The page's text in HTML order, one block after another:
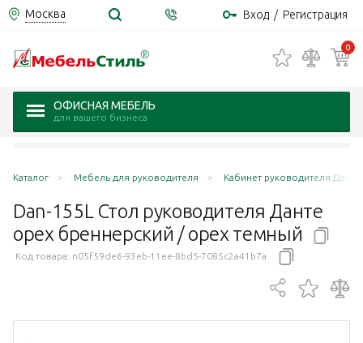
Москва Вход / Регистрация
0
ОФИСНАЯ МЕБЕЛЬ
для вашего бизнеса
Каталог Мебель для руководителя Кабинет руководителя
Dan-155L Стол руководителя Данте
орех бреннерский / орех темный
Код товара: n05f59de6-93eb-11ee-8bd5-7085c2a41b7a